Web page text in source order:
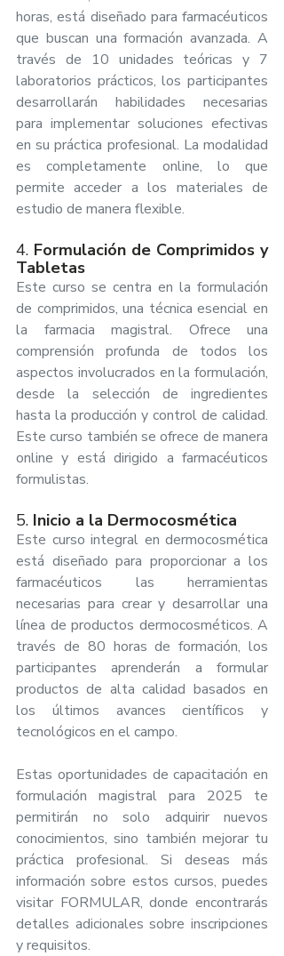
horas, está diseñado para farmacéuticos
que buscan una formación avanzada. A
través de 10 unidades teóricas y 7
laboratorios prácticos, los participantes
desarrollarán habilidades necesarias
para implementar soluciones efectivas
en su práctica profesional. La modalidad
es completamente online, lo que
permite acceder a los materiales de
estudio de manera flexible.
4. Formulación de Comprimidos y
Tabletas
Este curso se centra en la formulación
de comprimidos, una técnica esencial en
la farmacia magistral. Ofrece una
comprensión profunda de todos los
aspectos involucrados en la formulación,
desde la selección de ingredientes
hasta la producción y control de calidad.
Este curso también se ofrece de manera
online y está dirigido a farmacéuticos
formulistas.
5. Inicio a la Dermocosmética
Este curso integral en dermocosmética
está diseñado para proporcionar a los
farmacéuticos las herramientas
necesarias para crear y desarrollar una
línea de productos dermocosméticos. A
través de 80 horas de formación, los
participantes aprenderán a formular
productos de alta calidad basados en
los últimos avances científicos y
tecnológicos en el campo.
Estas oportunidades de capacitación en
formulación magistral para 2025 te
permitirán no solo adquirir nuevos
conocimientos, sino también mejorar tu
práctica profesional. Si deseas más
información sobre estos cursos, puedes
visitar FORMULAR, donde encontrarás
detalles adicionales sobre inscripciones
y requisitos.